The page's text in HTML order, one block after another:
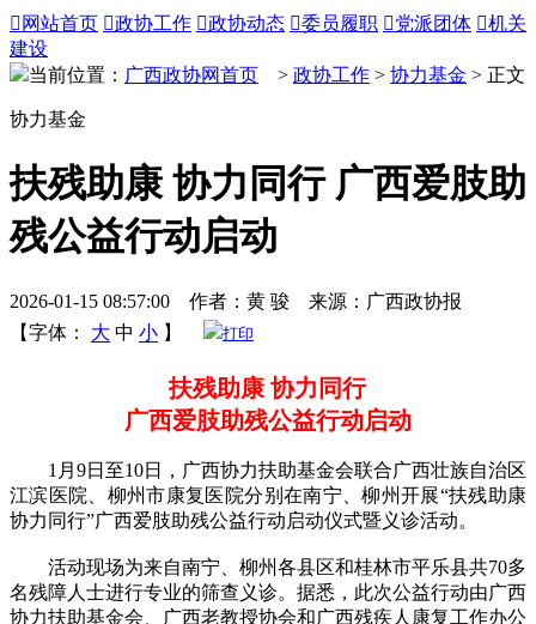
 网站首页 政协工作 政协动态 委员履职 党派团体 机关
建设
当前位置： 广西政协网首页 > 政协工作 > 协力基金 > 正文
协力基金
扶残助康 协力同行 广西爱肢助
残公益行动启动
2026-01-15 08:57:00 作者：黄 骏 来源：广西政协报
【字体：
大 中 小 】 打印
扶残助康 协力同行
广西爱肢助残公益行动启动
1月9日至10日，广西协力扶助基金会联合广西壮族自治区
江滨医院、柳州市康复医院分别在南宁、柳州开展“扶残助康
协力同行”广西爱肢助残公益行动启动仪式暨义诊活动。
活动现场为来自南宁、柳州各县区和桂林市平乐县共70多
名残障人士进行专业的筛查义诊。据悉，此次公益行动由广西
协力扶助基金会、广西老教授协会和广西残疾人康复工作办公